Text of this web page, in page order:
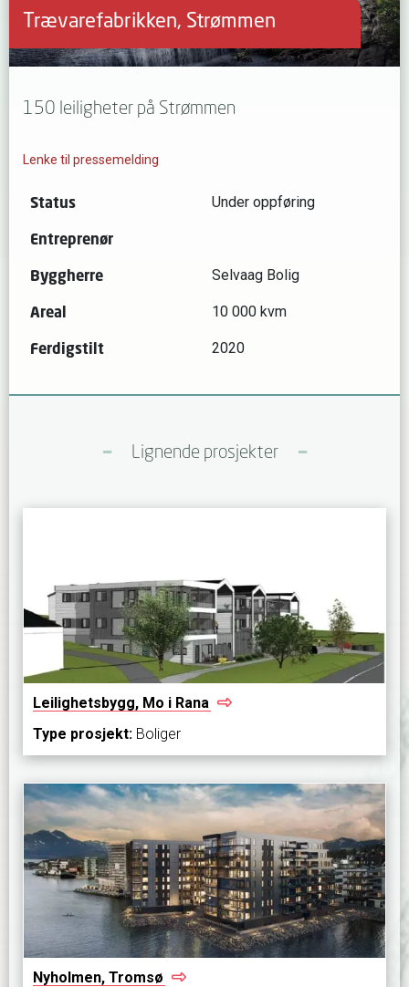
Trævarefabrikken, Strømmen
150 leiligheter på Strømmen
Lenke til pressemelding
Status Under oppføring
Entreprenør
Byggherre
Selvaag Bolig
Areal 10 000 kvm
Ferdigstilt 2020
Lignende prosjekter
Leilighetsbygg, Mo i Rana
Type prosjekt: Boliger
Nyholmen, Tromsø